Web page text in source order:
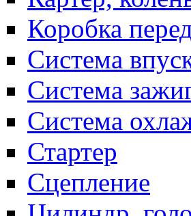
Коробка
Система
Система
Система
Стартер
Сцепление